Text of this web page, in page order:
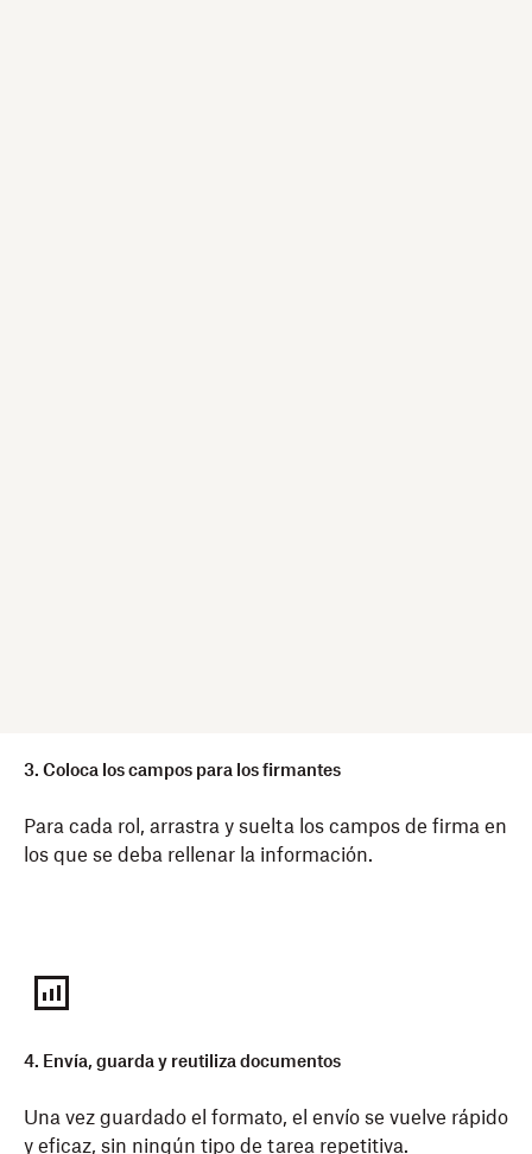
3. Coloca los campos para los firmantes
Para cada rol, arrastra y suelta los campos de firma en
los que se deba rellenar la información.
4. Envía, guarda y reutiliza documentos
Una vez guardado el formato, el envío se vuelve rápido
y eficaz, sin ningún tipo de tarea repetitiva.